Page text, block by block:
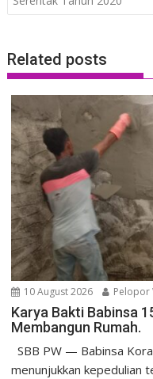
Related posts
10 August 2026 Pelopor
Karya Bakti Babinsa
Membangun Rumah.
SBB PW — Babinsa
menunjukkan kepedulian